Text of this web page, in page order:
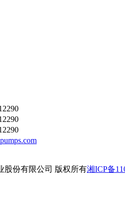
股份有限公司 版权所有湘ICP备